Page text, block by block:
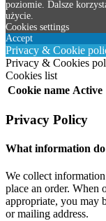
poziomie. Dalsze
użycie.
Cookies settings
Accept
Privacy & Cookie
Privacy & Cookies
Cookies list
Cookie name Active
Privacy Policy
What information do
We collect
place an order. When
appropriate, you may
or mailing address.